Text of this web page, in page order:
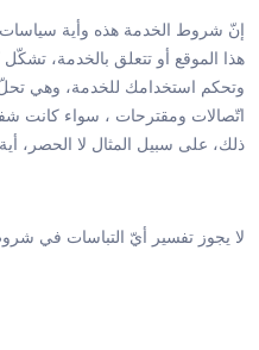
إنّ شروط الخدمة هذه وأية
هذا الموقع أو تتعلق بالخدمة، تشكّل
وتحكم استخدامك للخدمة، وهي
اتّصالات ومقترحات ، سواء كانت
ذلك، على سبيل المثال لا الحصر،
لا يجوز تفسير أيّ التباسات في